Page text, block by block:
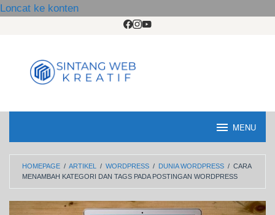
Loncat ke konten
MENU
HOMEPAGE / ARTIKEL / WORDPRESS / DUNIA WORDPRESS / CARA
MENAMBAH KATEGORI DAN TAGS PADA POSTINGAN WORDPRESS